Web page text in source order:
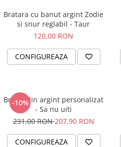
Bratara cu banut argint Zodie
si snur reglabil - Taur
120,00 RON
CONFIGUREAZA
-10%
Breloc din argint personalizat
- Sa nu uiti
231,00 RON207,90 RON
CONFIGUREAZA